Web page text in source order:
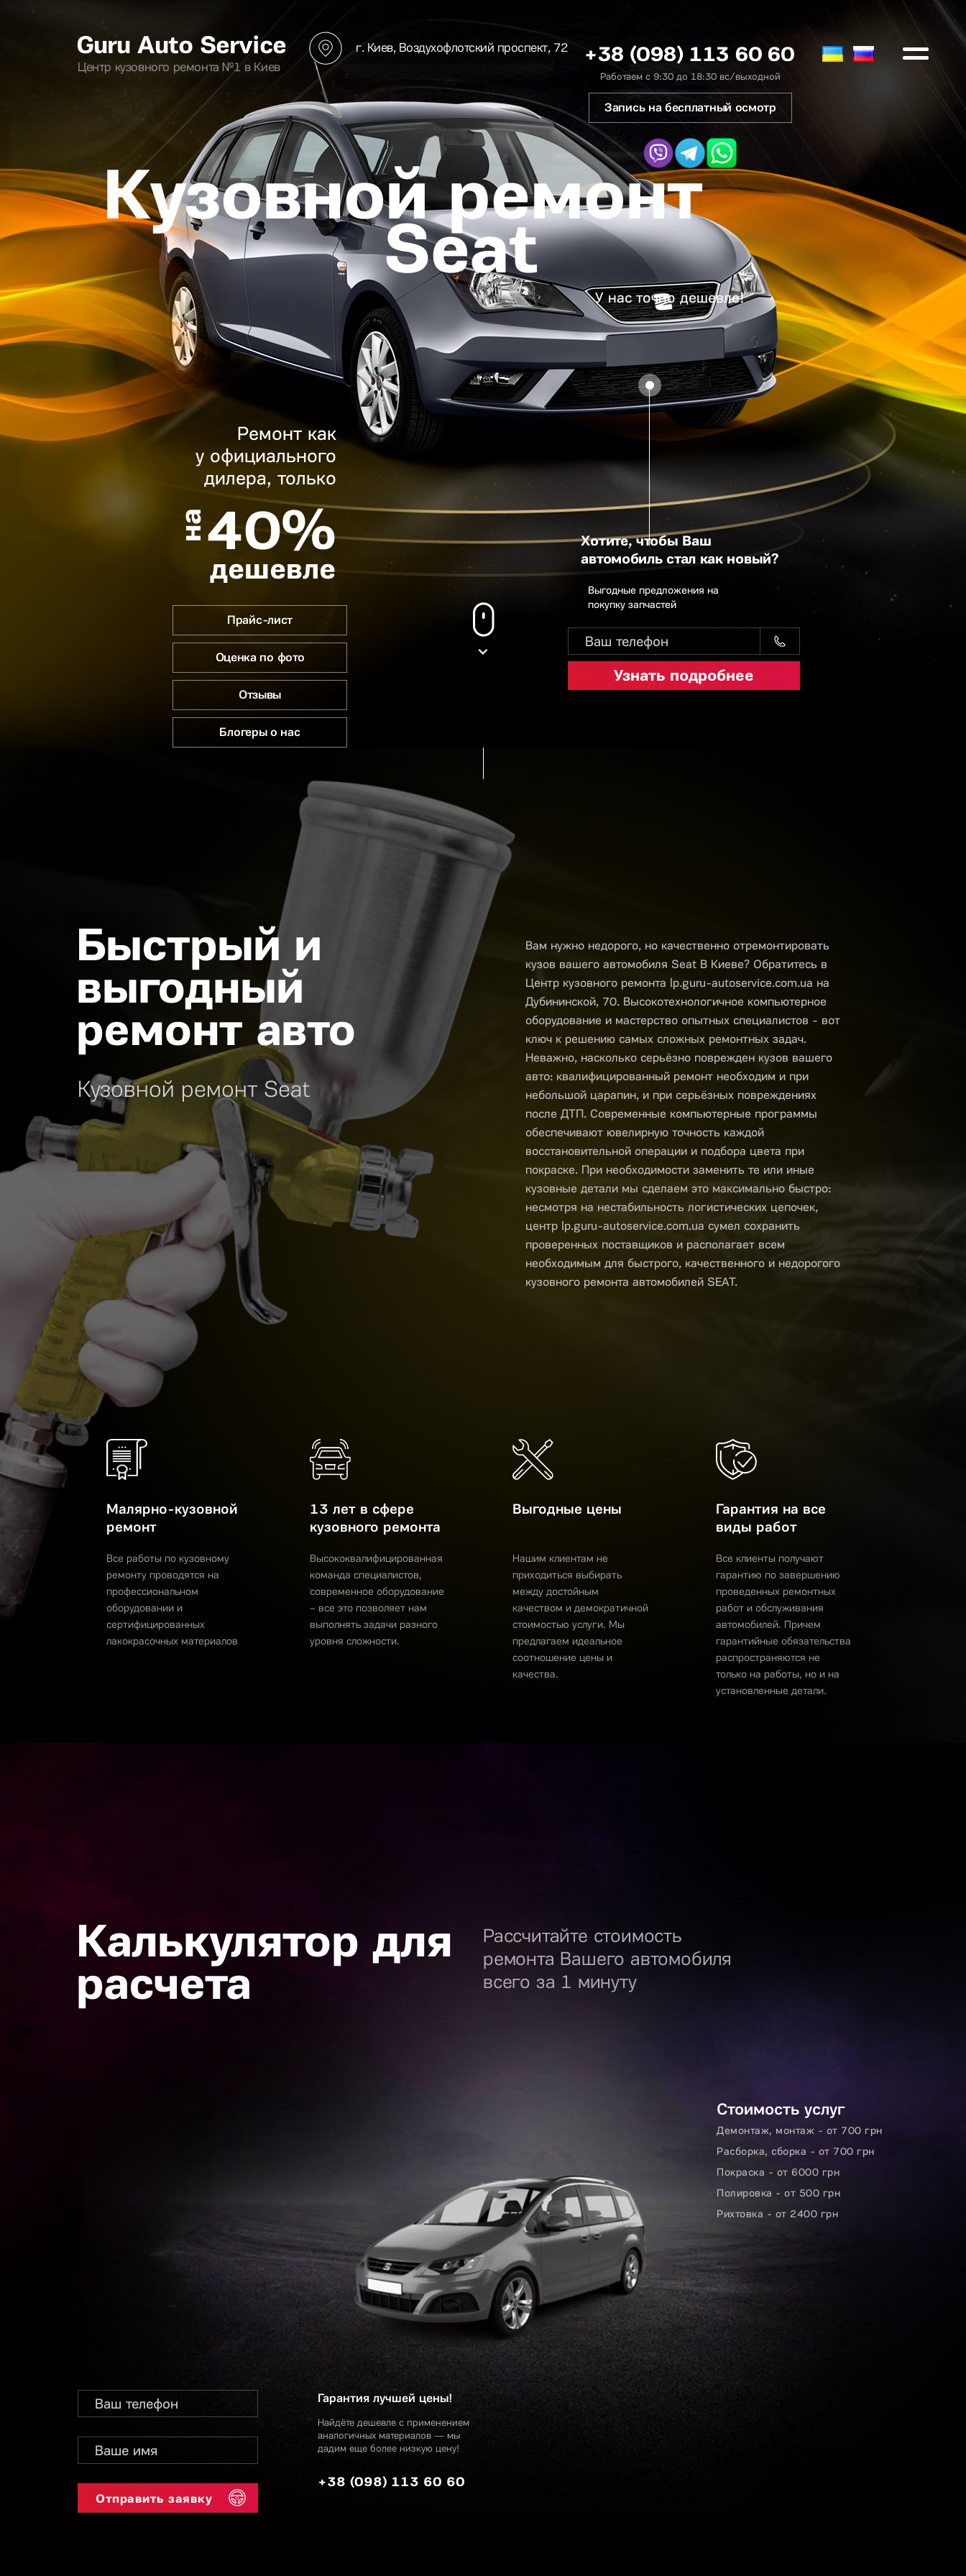
Guru Auto Service
Центр кузовного ремонта №1 в Киев
г. Киев, Воздухофлотский проспект, 72 +38 (098) 113 60 60
Работаем с 9:30 до 18:30 вс/выходной
Запись на бесплатный осмотр
Кузовной ремонт
Seat
У нас точно дешевле!
Ремонт как
у официального
дилера, только
на40%
дешевле
Прайс-лист
Оценка по фото
Отзывы
Блогеры о нас
Хотите, чтобы Ваш
автомобиль стал как новый?
Выгодные предложения на
покупку запчастей
Быстрый и
выгодный
ремонт авто
Кузовной ремонт Seat
Вам нужно недорого, но качественно отремонтировать
кузов вашего автомобиля Seat В Киеве? Обратитесь в
Центр кузовного ремонта lp.guru-autoservice.com.ua на
Дубининской, 70. Высокотехнологичное компьютерное
оборудование и мастерство опытных специалистов - вот
ключ к решению самых сложных ремонтных задач.
Неважно, насколько серьёзно поврежден кузов вашего
авто: квалифицированный ремонт необходим и при
небольшой царапин, и при серьёзных повреждениях
после ДТП. Современные компьютерные программы
обеспечивают ювелирную точность каждой
восстановительной операции и подбора цвета при
покраске. При необходимости заменить те или иные
кузовные детали мы сделаем это максимально быстро:
несмотря на нестабильность логистических цепочек,
центр lp.guru-autoservice.com.ua сумел сохранить
проверенных поставщиков и располагает всем
необходимым для быстрого, качественного и недорогого
кузовного ремонта автомобилей SEAT.
Малярно-кузовной
ремонт
Все работы по кузовному
ремонту проводятся на
профессиональном
оборудовании и
сертифицированных
лакокрасочных материалов
13 лет в сфере
кузовного ремонта
Высококвалифицированная
команда специалистов,
современное оборудование
– все это позволяет нам
выполнять задачи разного
уровня сложности.
Выгодные цены
Нашим клиентам не
приходиться выбирать
между достойным
качеством и демократичной
стоимостью услуги. Мы
предлагаем идеальное
соотношение цены и
качества.
Гарантия на все
виды работ
Все клиенты получают
гарантию по завершению
проведенных ремонтных
работ и обслуживания
автомобилей. Причем
гарантийные обязательства
распространяются не
только на работы, но и на
установленные детали.
Калькулятор для
расчета
Рассчитайте стоимость
ремонта Вашего автомобиля
всего за 1 минуту
Стоимость услуг
Демонтаж, монтаж - от 700 грн
Расборка, сборка - от 700 грн
Покраска - от 6000 грн
Полировка - от 500 грн
Рихтовка - от 2400 грн
Гарантия лучшей цены!
Найдёте дешевле с применением
аналогичных материалов — мы
дадим еще более низкую цену!
+38 (098) 113 60 60